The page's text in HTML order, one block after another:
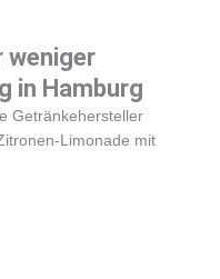
weniger
in Hamburg
Getränkehersteller
Limonade mit